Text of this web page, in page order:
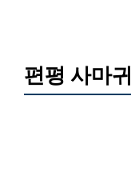
편평 사마귀